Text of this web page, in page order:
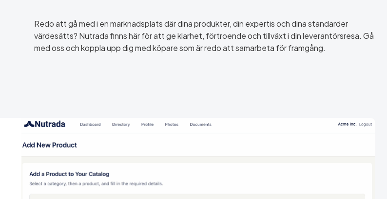
Redo att gå med i en marknadsplats där dina produkter, din expertis och dina standarder
värdesätts? Nutrada finns här för att ge klarhet, förtroende och tillväxt i din leverantörsresa. Gå
med oss och koppla upp dig med köpare som är redo att samarbeta för framgång.